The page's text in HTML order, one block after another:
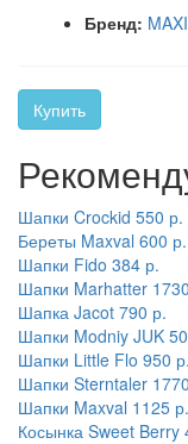
Бренд:
Купить
Шапки Crockid 550 р.
Береты Maxval 600 р.
Шапки Fido 384 р.
Шапки Marhatter
Шапка Jacot 790 р.
Шапки Modniy JUK
Шапки Little Flo 950 р.
Шапки Sterntaler
Шапки Maxval 1125 р.
Косынка Sweet Berry